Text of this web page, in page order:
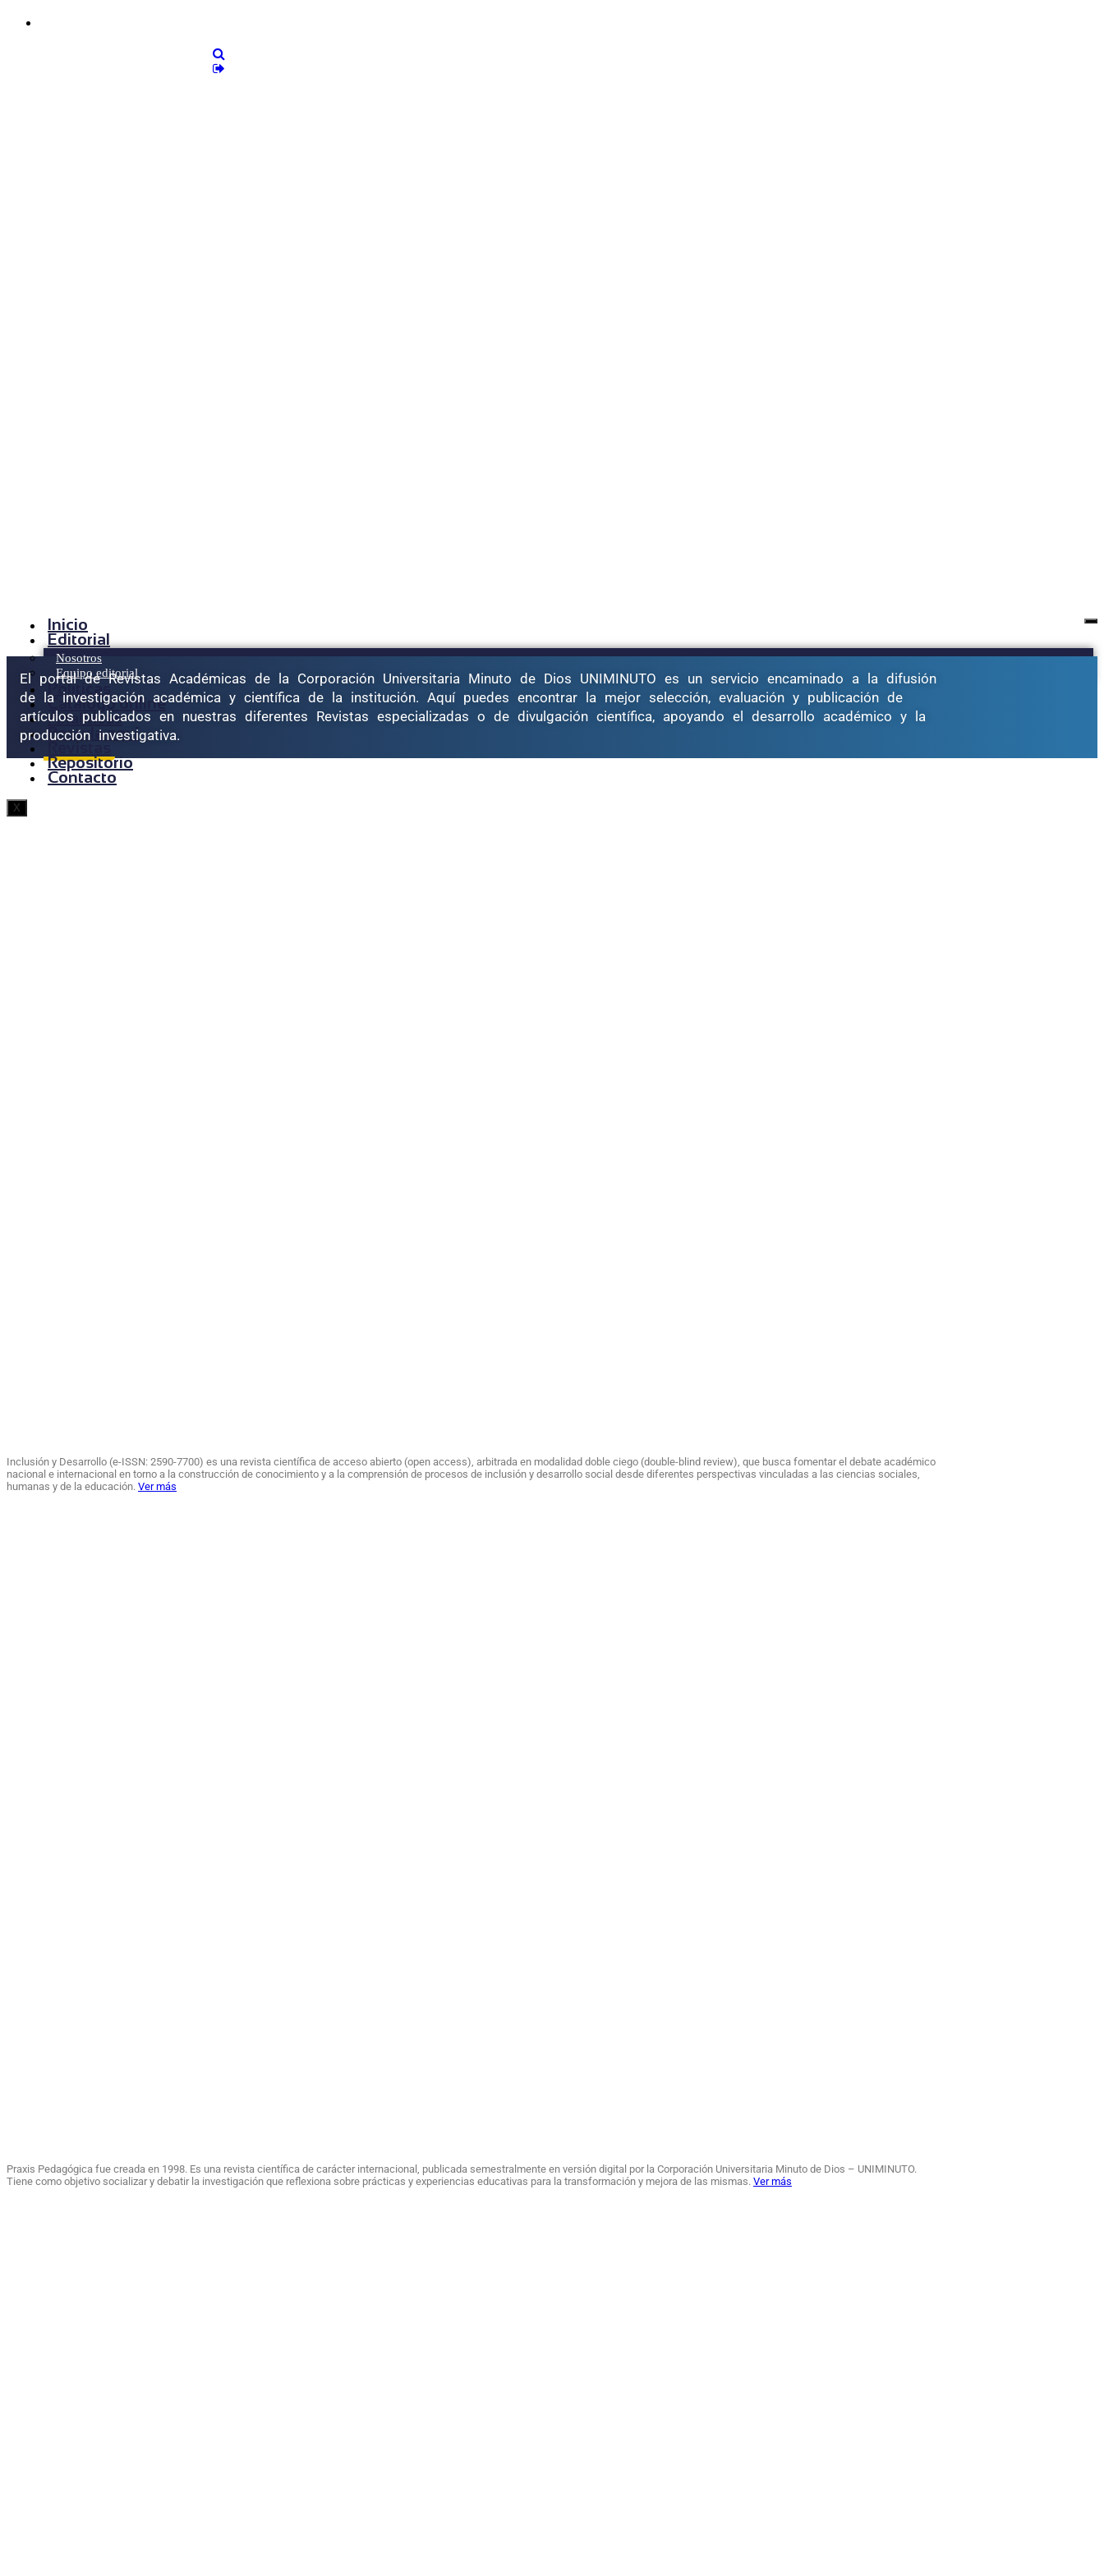
Inicio
Editorial
Nosotros
Equipo editorial
Políticas
Catálogo online
Analíticas
Postula aquí
Repositorio
Contacto
X
El portal de Revistas Académicas de la Corporación Universitaria Minuto de Dios UNIMINUTO es un servicio encaminado a la difusión
de la investigación académica y científica de la institución. Aquí puedes encontrar la mejor selección, evaluación y publicación de
artículos publicados en nuestras diferentes Revistas especializadas o de divulgación científica, apoyando el desarrollo académico y la
producción investigativa.
Inclusión y Desarrollo (e-ISSN: 2590-7700) es una revista científica de acceso abierto (open access), arbitrada en modalidad doble ciego (double-blind review), que busca fomentar el debate académico
nacional e internacional en torno a la construcción de conocimiento y a la comprensión de procesos de inclusión y desarrollo social desde diferentes perspectivas vinculadas a las ciencias sociales,
humanas y de la educación. Ver más
Praxis Pedagógica fue creada en 1998. Es una revista científica de carácter internacional, publicada semestralmente en versión digital por la Corporación Universitaria Minuto de Dios – UNIMINUTO.
Tiene como objetivo socializar y debatir la investigación que reflexiona sobre prácticas y experiencias educativas para la transformación y mejora de las mismas. Ver más